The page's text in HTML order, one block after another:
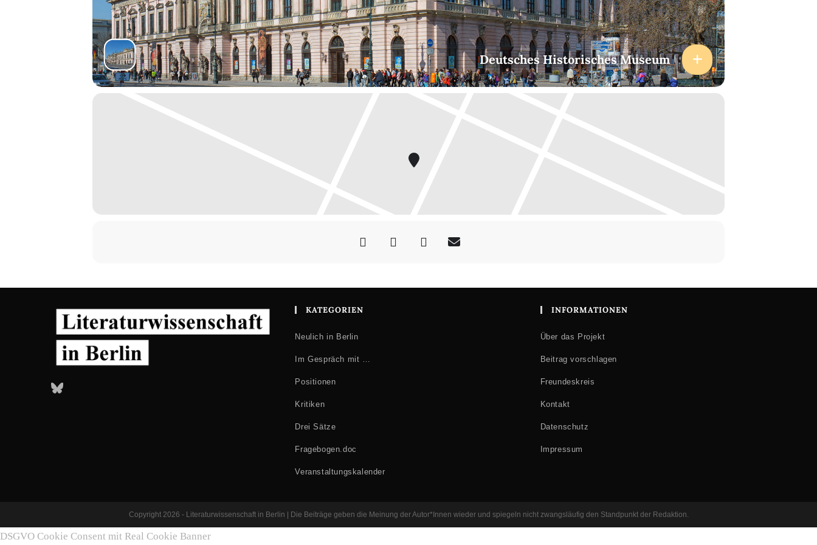
Deutsches Historisches Museum
Bluesky
KATEGORIEN
Neulich in Berlin
Im Gespräch mit …
Positionen
Kritiken
Drei Sätze
Fragebogen.doc
Veranstaltungskalender
INFORMATIONEN
Über das Projekt
Beitrag vorschlagen
Freundeskreis
Kontakt
Datenschutz
Impressum
Copyright 2026 - Literaturwissenschaft in Berlin | Die Beiträge geben die Meinung der Autor*Innen wieder und spiegeln nicht zwangsläufig den Standpunkt der Redaktion.
DSGVO Cookie Consent mit Real Cookie Banner